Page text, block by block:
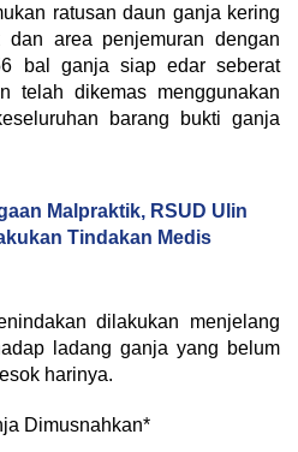
ratusan daun ganja kering
area penjemuran dengan
bal ganja siap edar seberat
telah dikemas menggunakan
barang bukti ganja
Malpraktik, RSUD Ulin
Tindakan Medis
dilakukan menjelang
ladang ganja yang belum
harinya.
Dimusnahkan*